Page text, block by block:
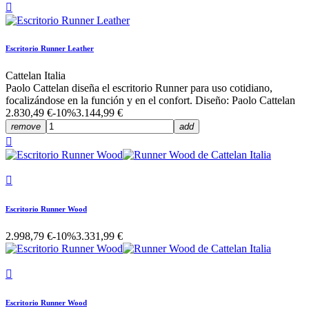

Escritorio Runner Leather
Cattelan Italia
Paolo Cattelan diseña el escritorio Runner para uso cotidiano,
focalizándose en la función y en el confort. Diseño: Paolo Cattelan
2.830,49 €-10%3.144,99 €
remove add


Escritorio Runner Wood
2.998,79 €-10%3.331,99 €

Escritorio Runner Wood